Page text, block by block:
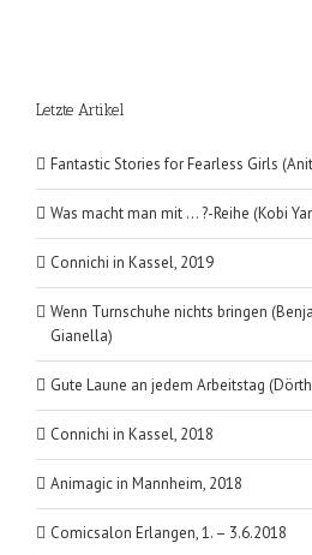
Letzte Artikel
Fantastic Stories for Fearless Girls
Was macht man mit … ?-Reihe (Kobi
Connichi in Kassel, 2019
Wenn Turnschuhe nichts bringen
Gianella)
Gute Laune an jedem Arbeitstag
Connichi in Kassel, 2018
Animagic in Mannheim, 2018
Comicsalon Erlangen, 1. – 3.6.2018